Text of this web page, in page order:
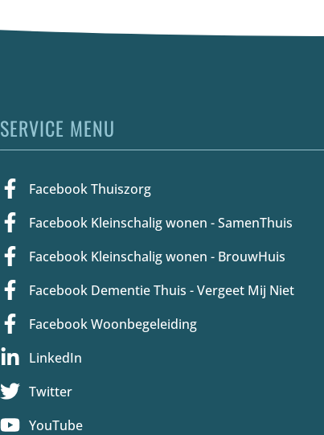
SERVICE MENU
Facebook Thuiszorg
Facebook Kleinschalig wonen - SamenThuis
Facebook Kleinschalig wonen - BrouwHuis
Facebook Dementie Thuis - Vergeet Mij Niet
Facebook Woonbegeleiding
LinkedIn
Twitter
YouTube